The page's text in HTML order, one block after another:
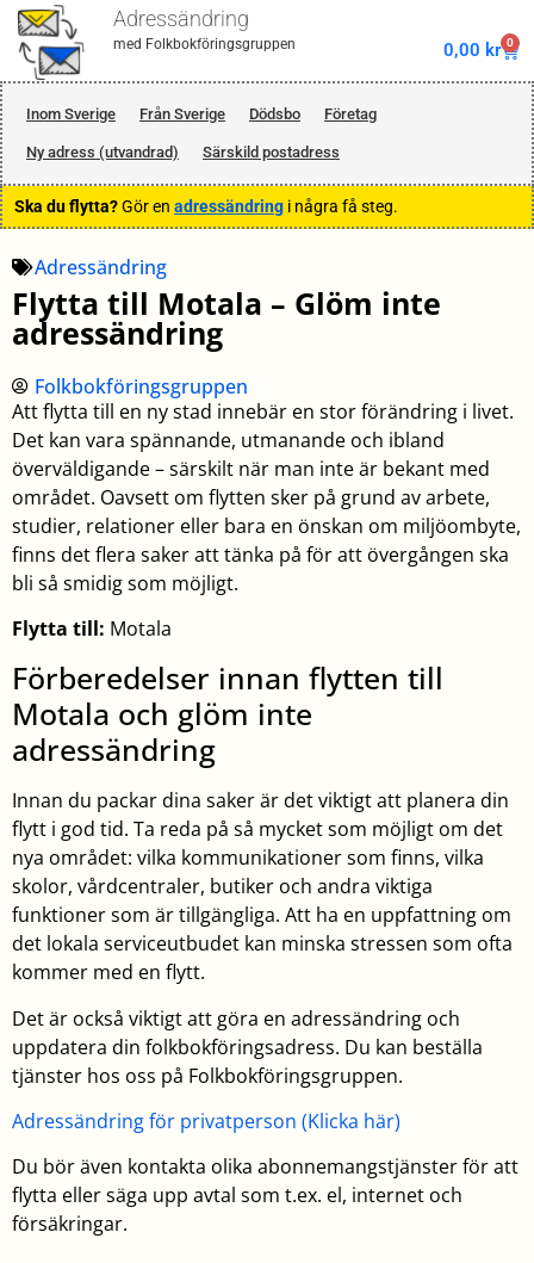
Adressändring
med Folkbokföringsgruppen 0,00 kr 0
Inom Sverige Från Sverige Dödsbo Företag
Ny adress (utvandrad) Särskild postadress
Ska du flytta?Gör en adressändring i några få steg.
Adressändring
Flytta till Motala – Glöm inte
adressändring
Folkbokföringsgruppen
Att flytta till en ny stad innebär en stor förändring i livet.
Det kan vara spännande, utmanande och ibland
överväldigande – särskilt när man inte är bekant med
området. Oavsett om flytten sker på grund av arbete,
studier, relationer eller bara en önskan om miljöombyte,
finns det flera saker att tänka på för att övergången ska
bli så smidig som möjligt.
Flytta till: Motala
Förberedelser innan flytten till
Motala och glöm inte
adressändring
Innan du packar dina saker är det viktigt att planera din
flytt i god tid. Ta reda på så mycket som möjligt om det
nya området: vilka kommunikationer som finns, vilka
skolor, vårdcentraler, butiker och andra viktiga
funktioner som är tillgängliga. Att ha en uppfattning om
det lokala serviceutbudet kan minska stressen som ofta
kommer med en flytt.
Det är också viktigt att göra en adressändring och
uppdatera din folkbokföringsadress. Du kan beställa
tjänster hos oss på Folkbokföringsgruppen.
Adressändring för privatperson (Klicka här)
Du bör även kontakta olika abonnemangstjänster för att
flytta eller säga upp avtal som t.ex. el, internet och
försäkringar.